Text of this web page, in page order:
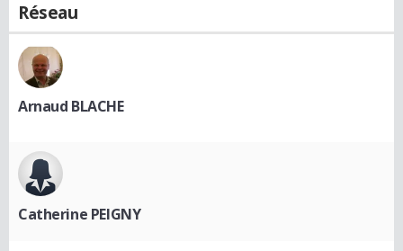
Réseau
Arnaud BLACHE
Catherine PEIGNY